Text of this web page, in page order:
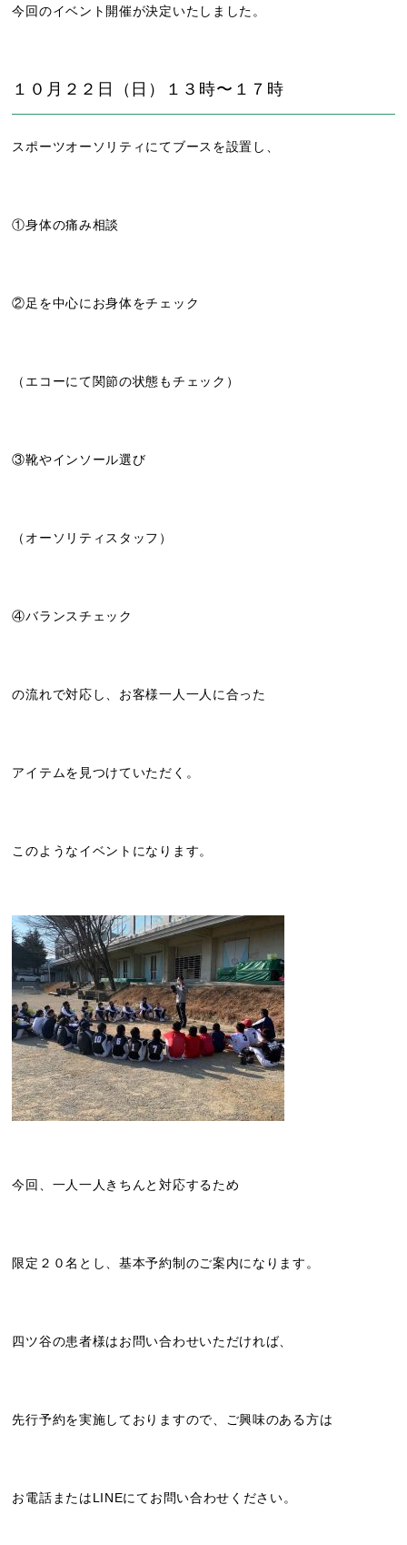
今回のイベント開催が決定いたしました。
１０月２２日（日）１３時〜１７時
スポーツオーソリティにてブースを設置し、
①身体の痛み相談
②足を中心にお身体をチェック
（エコーにて関節の状態もチェック）
③靴やインソール選び
（オーソリティスタッフ）
④バランスチェック
の流れで対応し、お客様一人一人に合った
アイテムを見つけていただく。
このようなイベントになります。
今回、一人一人きちんと対応するため
限定２０名とし、基本予約制のご案内になります。
四ツ谷の患者様はお問い合わせいただければ、
先行予約を実施しておりますので、ご興味のある方は
お電話またはLINEにてお問い合わせください。